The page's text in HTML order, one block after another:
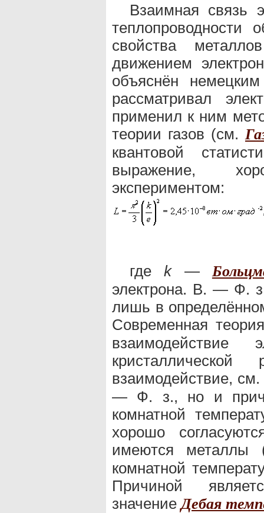
Взаимная связь
теплопроводности
свойства
движением
объяснён
рассматривал
применил к ним
теории газов (см.
квантовой
выражение,
экспериментом:
гдеk—
электрона. В. — Ф.
лишь в
Современная
взаимодействие
кристаллической
взаимодействие, см.
— Ф. з., но и
комнатной
хорошо
имеются металлы
комнатной
Причиной
значение Дебая